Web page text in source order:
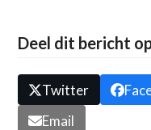
Deel dit bericht
Twitter
Email